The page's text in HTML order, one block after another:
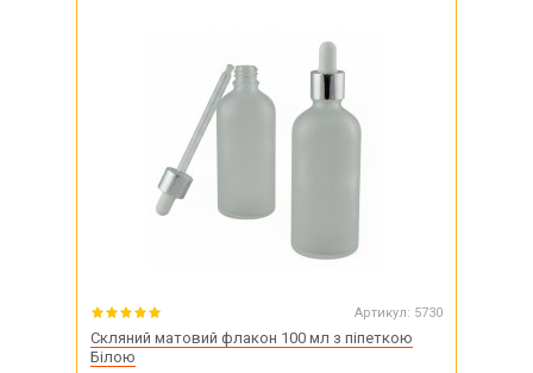
Артикул: 5730
Скляний матовий флакон 100 мл з піпеткою
Білою